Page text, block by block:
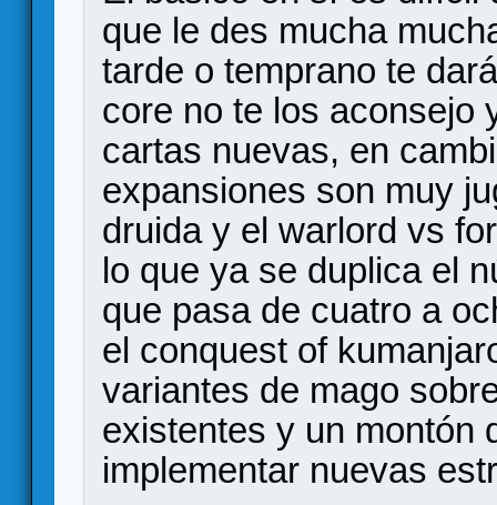
que le des mucha
tarde o temprano te
core no te los aconsejo
cartas nuevas, en
expansiones son muy
druida y el warlord vs
lo que ya se duplica el
que pasa de cuatro a
el conquest of
variantes de mago
existentes y un montón
implementar nuevas